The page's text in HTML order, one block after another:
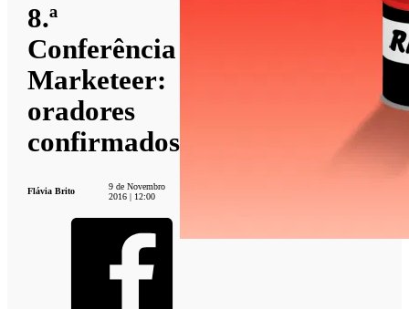
8.ª
Conferência
Marketeer:
oradores
confirmados
Flávia Brito
9 de Novembro
2016 | 12:00